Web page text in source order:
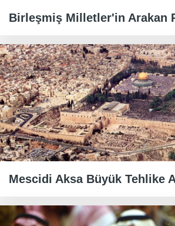
Birleşmiş Milletler'in Arakan
Mescidi Aksa Büyük Tehlike